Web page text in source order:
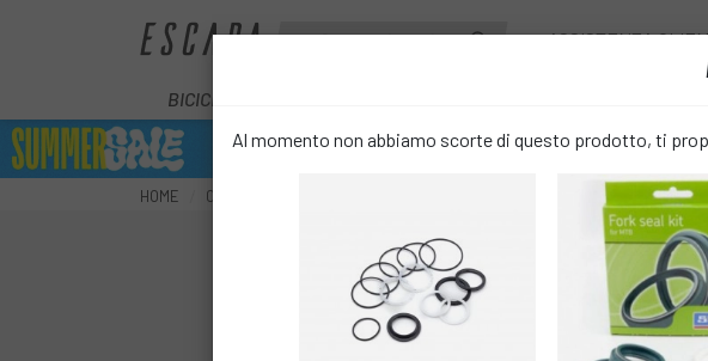
ASSISTENZA
BICICLETTE
HOME COMPONENTI KIT FOX
Al momento non abbiamo scorte di questo prodotto, ti